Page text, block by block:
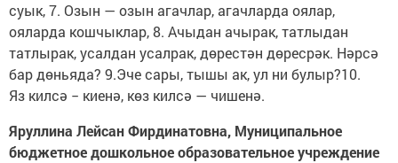
суык, 7. Озын — озын агачлар, агачларда оялар,
ояларда кошчыклар, 8. Ачыдан ачырак, татлыдан
татлырак, усалдан усалрак, дөрестән дөресрәк. Нәрсә
бар дөньяда? 9.Эче сары, тышы ак, ул ни булыр?10.
Яз килсә − киенә, көз килсә — чишенә.
Яруллина Лейсан Фирдинатовна, Муниципальное
бюджетное дошкольное образовательное учреждение